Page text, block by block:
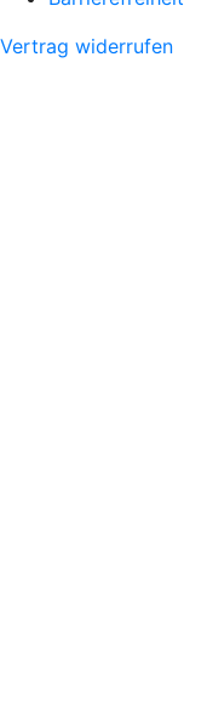
Vertrag widerrufen